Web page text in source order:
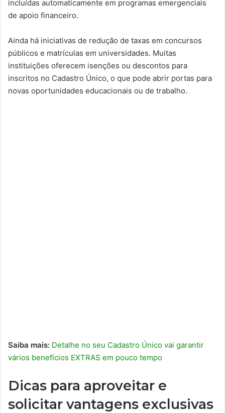
incluídas automaticamente em programas emergenciais
de apoio financeiro.
Ainda há iniciativas de redução de taxas em concursos
públicos e matrículas em universidades. Muitas
instituições oferecem isenções ou descontos para
inscritos no Cadastro Único, o que pode abrir portas para
novas oportunidades educacionais ou de trabalho.
Saiba mais: Detalhe no seu Cadastro Único vai garantir
vários benefícios EXTRAS em pouco tempo
Dicas para aproveitar e
solicitar vantagens exclusivas